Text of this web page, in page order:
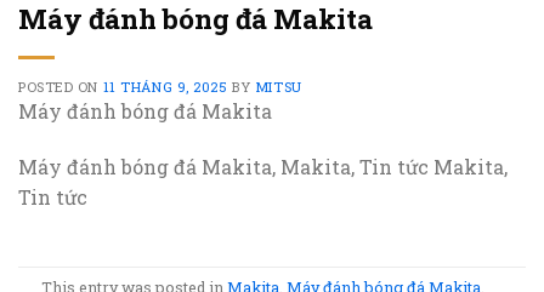
Máy đánh bóng đá Makita
POSTED ON 11 THÁNG 9, 2025 BY MITSU
Máy đánh bóng đá Makita
Máy đánh bóng đá Makita, Makita, Tin tức Makita,
Tin tức
This entry was posted inMakita ,Máy đánh bóng đá Makita